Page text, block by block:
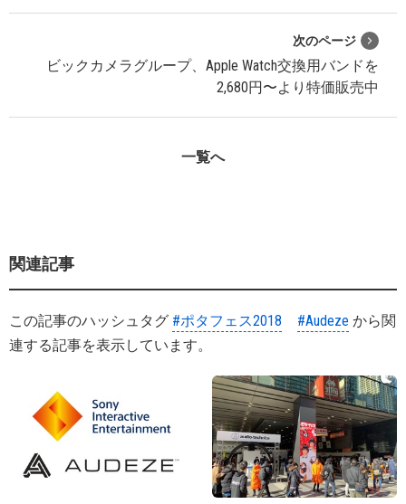
次のページ
ビックカメラグループ、Apple Watch交換用バンドを
2,680円〜より特価販売中
一覧へ
関連記事
この記事のハッシュタグ #ポタフェス2018 #Audeze から関
連する記事を表示しています。